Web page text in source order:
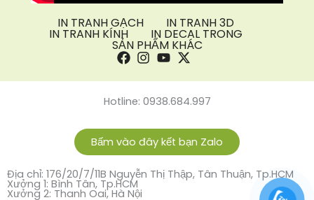
IN TRANH GẠCH IN TRANH 3D
IN TRANH KÍNH IN DECAL TRONG
SẢN PHẨM KHÁC
Hotline: 0938.684.997
Bấm vào đây kết bạn Zalo
Địa chỉ: 176/20/7/11B Nguyễn Thị Thập, Tân Thuận, Tp.HCM
Xưởng 1: Bình Tân, Tp.HCM
Xưởng 2: Thanh Oai, Hà Nội